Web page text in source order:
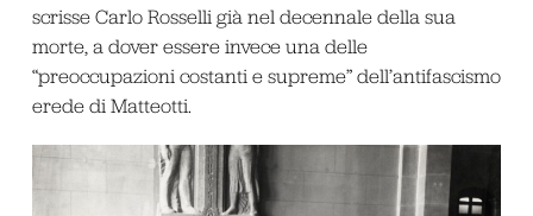
scrisse Carlo Rosselli già nel decennale della sua
morte, a dover essere invece una delle
“preoccupazioni costanti e supreme” dell’antifascismo
erede di Matteotti.